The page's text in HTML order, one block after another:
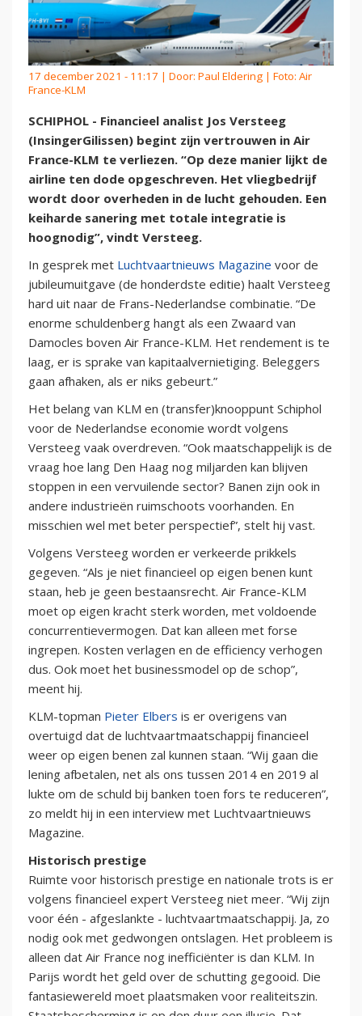
17 december 2021 - 11:17 | Door: Paul Eldering | Foto: Air
France-KLM
SCHIPHOL - Financieel analist Jos Versteeg
(InsingerGilissen) begint zijn vertrouwen in Air
France-KLM te verliezen. “Op deze manier lijkt de
airline ten dode opgeschreven. Het vliegbedrijf
wordt door overheden in de lucht gehouden. Een
keiharde sanering met totale integratie is
hoognodig”, vindt Versteeg.
In gesprek met Luchtvaartnieuws Magazine voor de
jubileumuitgave (de honderdste editie) haalt Versteeg
hard uit naar de Frans-Nederlandse combinatie. “De
enorme schuldenberg hangt als een Zwaard van
Damocles boven Air France-KLM. Het rendement is te
laag, er is sprake van kapitaalvernietiging. Beleggers
gaan afhaken, als er niks gebeurt.”
Het belang van KLM en (transfer)knooppunt Schiphol
voor de Nederlandse economie wordt volgens
Versteeg vaak overdreven. “Ook maatschappelijk is de
vraag hoe lang Den Haag nog miljarden kan blijven
stoppen in een vervuilende sector? Banen zijn ook in
andere industrieën ruimschoots voorhanden. En
misschien wel met beter perspectief”, stelt hij vast.
Volgens Versteeg worden er verkeerde prikkels
gegeven. “Als je niet financieel op eigen benen kunt
staan, heb je geen bestaansrecht. Air France-KLM
moet op eigen kracht sterk worden, met voldoende
concurrentievermogen. Dat kan alleen met forse
ingrepen. Kosten verlagen en de efficiency verhogen
dus. Ook moet het businessmodel op de schop”,
meent hij.
KLM-topman Pieter Elbers is er overigens van
overtuigd dat de luchtvaartmaatschappij financieel
weer op eigen benen zal kunnen staan. “Wij gaan die
lening afbetalen, net als ons tussen 2014 en 2019 al
lukte om de schuld bij banken toen fors te reduceren”,
zo meldt hij in een interview met Luchtvaartnieuws
Magazine.
Historisch prestige
Ruimte voor historisch prestige en nationale trots is er
volgens financieel expert Versteeg niet meer. “Wij zijn
voor één - afgeslankte - luchtvaartmaatschappij. Ja, zo
nodig ook met gedwongen ontslagen. Het probleem is
alleen dat Air France nog inefficiënter is dan KLM. In
Parijs wordt het geld over de schutting gegooid. Die
fantasiewereld moet plaatsmaken voor realiteitszin.